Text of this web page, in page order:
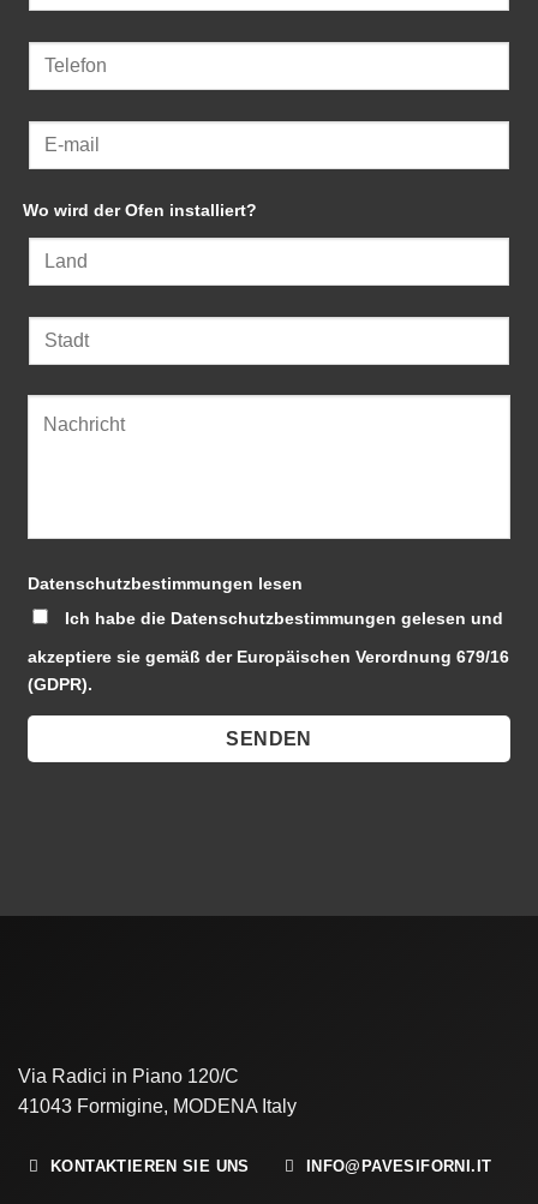
Wo wird der Ofen installiert?
Datenschutzbestimmungen lesen
Ich habe die Datenschutzbestimmungen gelesen und
akzeptiere sie gemäß der Europäischen Verordnung 679/16
(GDPR).
Via Radici in Piano 120/C
41043 Formigine, MODENA Italy
KONTAKTIEREN SIE UNS INFO@PAVESIFORNI.IT